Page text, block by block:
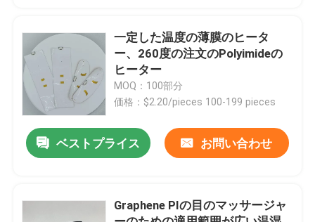
品質管理
ニュース
引用を要求しなさい
Piのフィルムのヒーター
一定した温度の薄膜のヒータ
ー、260度の注文のPolyimideの
ヒーター
MOQ：100部分
価格：$2.20/pieces 100-199 pieces
ベストプライス お問い合わせ
Graphene PIの目のマッサージャ